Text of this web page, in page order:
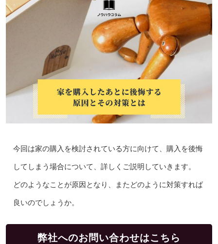
今回は家の購入を検討されている方に向けて、購入を後悔
してしまう場合について、詳しくご説明していきます。
どのようなことが原因となり、またどのように対策すれば
良いのでしょうか。
弊社へのお問い合わせはこちら